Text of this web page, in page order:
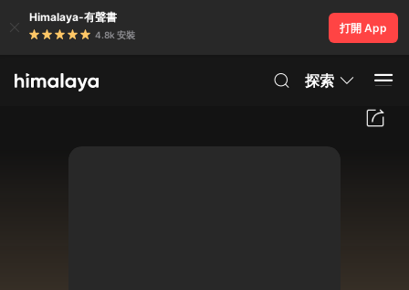
Himalaya-有聲書
4.8k 安裝
打開 App
探索